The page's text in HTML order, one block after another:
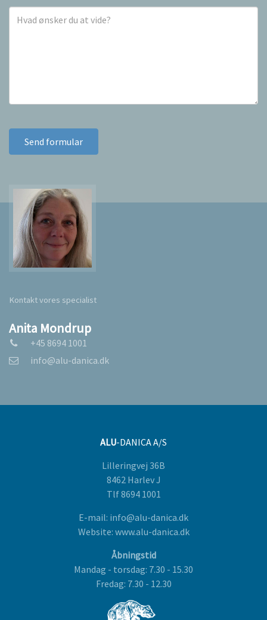
Kontakt vores specialist
Anita Mondrup
+45 8694 1001
info@alu-danica.dk
ALU-DANICA A/S
Lilleringvej 36B
8462 Harlev J
Tlf 8694 1001
E-mail: info@alu-danica.dk
Website: www.alu-danica.dk
Åbningstid
Mandag - torsdag: 7.30 - 15.30
Fredag: 7.30 - 12.30